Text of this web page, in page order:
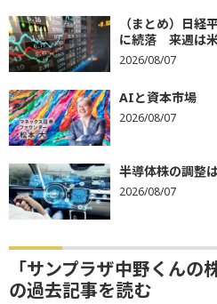
（まとめ）日経
に続落 来週は
2026/08/07
AIと資本市場
2026/08/07
半導体株の調整
2026/08/07
「サンプラザ中野くんの
の過去記事を読む